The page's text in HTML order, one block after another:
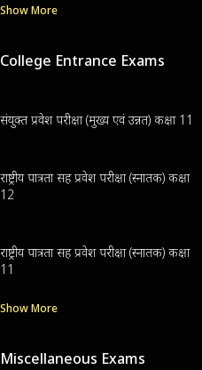
Show More
College Entrance Exams
संयुक्त प्रवेश परीक्षा (मुख्य एवं उन्नत) कक्षा 11
राष्ट्रीय पात्रता सह प्रवेश परीक्षा (स्नातक) कक्षा
12
राष्ट्रीय पात्रता सह प्रवेश परीक्षा (स्नातक) कक्षा
11
Show More
Miscellaneous Exams